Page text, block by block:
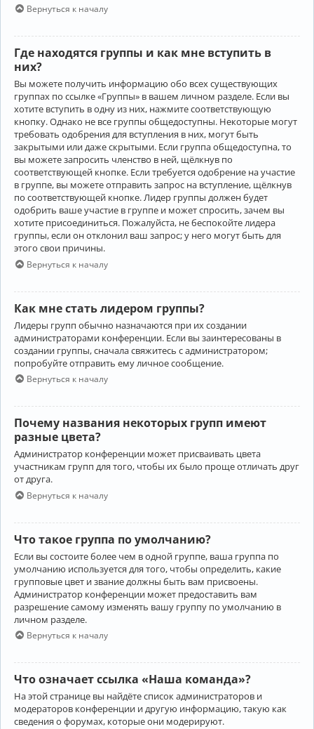
Вернуться к началу
Где находятся группы и как мне вступить в
них?
Вы можете получить информацию обо всех существующих
группах по ссылке «Группы» в вашем личном разделе. Если вы
хотите вступить в одну из них, нажмите соответствующую
кнопку. Однако не все группы общедоступны. Некоторые могут
требовать одобрения для вступления в них, могут быть
закрытыми или даже скрытыми. Если группа общедоступна, то
вы можете запросить членство в ней, щёлкнув по
соответствующей кнопке. Если требуется одобрение на участие
в группе, вы можете отправить запрос на вступление, щёлкнув
по соответствующей кнопке. Лидер группы должен будет
одобрить ваше участие в группе и может спросить, зачем вы
хотите присоединиться. Пожалуйста, не беспокойте лидера
группы, если он отклонил ваш запрос; у него могут быть для
этого свои причины.
Вернуться к началу
Как мне стать лидером группы?
Лидеры групп обычно назначаются при их создании
администраторами конференции. Если вы заинтересованы в
создании группы, сначала свяжитесь с администратором;
попробуйте отправить ему личное сообщение.
Вернуться к началу
Почему названия некоторых групп имеют
разные цвета?
Администратор конференции может присваивать цвета
участникам групп для того, чтобы их было проще отличать друг
от друга.
Вернуться к началу
Что такое группа по умолчанию?
Если вы состоите более чем в одной группе, ваша группа по
умолчанию используется для того, чтобы определить, какие
групповые цвет и звание должны быть вам присвоены.
Администратор конференции может предоставить вам
разрешение самому изменять вашу группу по умолчанию в
личном разделе.
Вернуться к началу
Что означает ссылка «Наша команда»?
На этой странице вы найдёте список администраторов и
модераторов конференции и другую информацию, такую как
сведения о форумах, которые они модерируют.